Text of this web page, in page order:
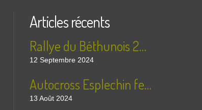
Articles récents
Rallye du Béthunois 2024 - les photos !
12 Septembre 2024
Autocross Esplechin festi 2024 - les photos
13 Août 2024